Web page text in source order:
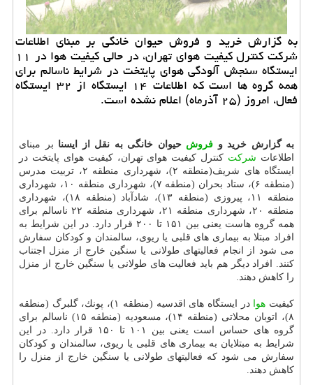
به گزارش خرید و فروش حیوان خانگی بر مبنای اطلاعات
شركت كنترل كیفیت هوای تهران، در حالی كیفیت هوا در ۱۱
ایستگاه سنجش آلودگی هوای پایتخت در شرایط ناسالم برای
همه گروه ها است كه اطلاعات ۱۴ ایستگاه از ۳۲ ایستگاه
فعال، امروز (۲۵ آذرماه) اعلام نشده است.
به گزارش خرید و فروش حیوان خانگی به نقل از ایسنا بر مبنای
اطلاعات شركت كنترل كیفیت هوای تهران، كیفیت هوای پایتخت در
ایستگاه های شریف(منطقه ۲)، شهرداری منطقه ۲، تربیت مدرس
(منطقه ۶)، ستاد بحران (منطقه ۷)، شهرداری منطقه ۱۰، شهرداری
منطقه ۱۱، پیروزی (منطقه ۱۳)، شادآباد (منطقه ۱۸)، شهرداری
منطقه ۲۰، شهرداری منطقه ۲۱، شهرداری منطقه ۲۲ ناسالم برای
همه گروه هاست یعنی بین ۱۵۱ تا ۲۰۰ قرار دارد. در این شرایط به
افراد مبتلا به بیماری های قلبی یا ریوی، سالمندان و كودكان سفارش
می شود از انجام فعالیتهای طولانی یا سنگین خارج از منزل اجتناب
كنند. افراد دیگر هم باید فعالیت های طولانی یا سنگین خارج از منزل
را كاهش دهند.
كیفیت هوا
در ایستگاه های اقدسیه (منطقه ۱)، پونك، گلبرگ (منطقه
۸)، اتوبان محلاتی (منطقه ۱۴)، مسعودیه (منطقه ۱۵) ناسالم برای
گروه های حساس است یعنی بین ۱۰۱ تا ۱۵۰ قرار دارد. در این
شرایط به مبتلایان به بیماری های قلبی یا ریوی، سالمندان و كودكان
سفارش می شود كه فعالیتهای طولانی یا سنگین خارج از منزل را
كاهش دهند.